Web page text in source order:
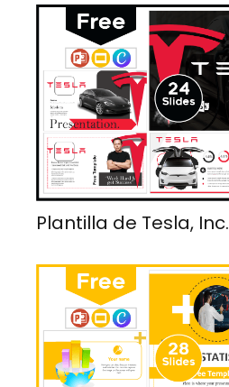
Plantilla de Tesla, Inc.